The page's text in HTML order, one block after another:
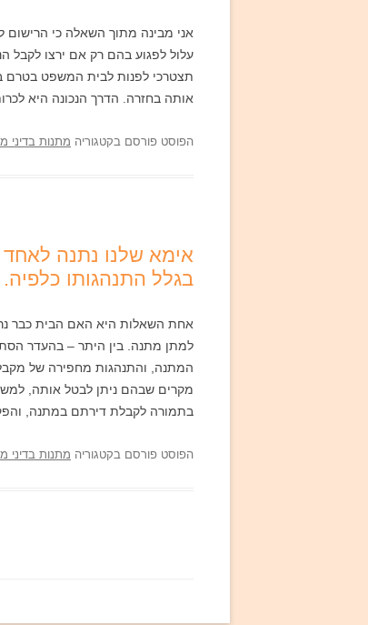
אני מבינה מתוך השאלה כי הרישום
עלול לפגוע בהם רק אם ירצו לקבל
תצטרכי לפנות לבית המשפט בטרם
אותה בחזרה. הדרך הנכונה היא
הפוסט פורסם בקטגוריה מתנות בדיני
אימא שלנו נתנה
בגלל התנהגותו
אחת השאלות היא האם הבית כבר
למתן מתנה. בין היתר – בהעדר
המתנה, והתנהגות מחפירה של
מקרים שבהם ניתן לבטל אותה,
בתמורה לקבלת דירתם במתנה,
הפוסט פורסם בקטגוריה מתנות בדיני